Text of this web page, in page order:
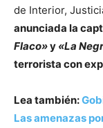
de Interior,
anunciada la
Flaco»y «La
terrorista con
Lea también:
Las amenazas